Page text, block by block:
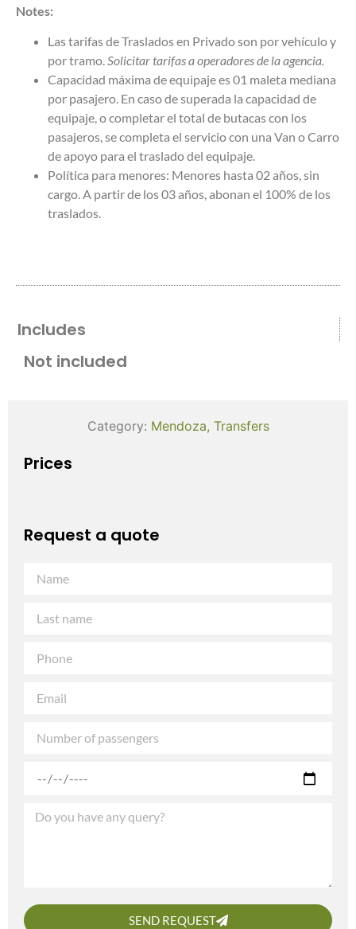
Notes:
Las tarifas de Traslados en Privado son por vehículo y
por tramo.Solicitar tarifas a operadores de la agencia.
Capacidad máxima de equipaje es 01 maleta mediana
por pasajero. En caso de superada la capacidad de
equipaje, o completar el total de butacas con los
pasajeros, se completa el servicio con una Van o Carro
de apoyo para el traslado del equipaje.
Política para menores: Menores hasta 02 años, sin
cargo. A partir de los 03 años, abonan el 100% de los
traslados.
Includes
Not included
Category: Mendoza, Transfers
Prices
Request a quote
SEND REQUEST